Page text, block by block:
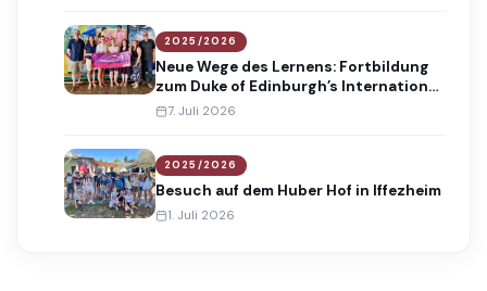
2025/2026
Neue Wege des Lernens: Fortbildung
zum Duke of Edinburgh’s International
Award
7. Juli 2026
2025/2026
Besuch auf dem Huber Hof in Iffezheim
1. Juli 2026